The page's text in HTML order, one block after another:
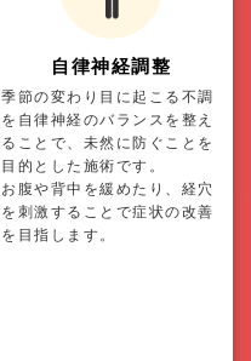
自律神経調整
季節の変わり目に起こる不調
を自律神経のバランスを整え
ることで、未然に防ぐことを
目的とした施術です。
お腹や背中を緩めたり、経穴
を刺激することで症状の改善
を目指します。